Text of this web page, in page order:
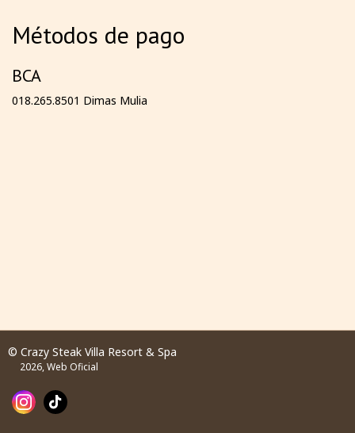
Métodos de pago
BCA
018.265.8501 Dimas Mulia
© Crazy Steak Villa Resort & Spa
2026, Web Oficial